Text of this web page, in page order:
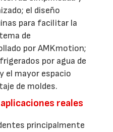
el diseño
para facilitar la
de
por AMKmotion;
por agua de
el mayor espacio
de moldes.
reales
principalmente